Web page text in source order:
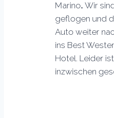
Marino. Wir
geflogen und
Auto weiter
ins Best
Hotel. Leider
inzwischen